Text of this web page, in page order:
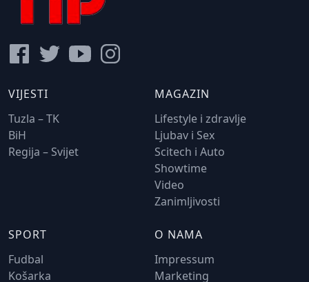
VIJESTI
Tuzla – TK
BiH
Regija – Svijet
MAGAZIN
Lifestyle i zdravlje
Ljubav i Sex
Scitech i Auto
Showtime
Video
Zanimljivosti
SPORT
Fudbal
Košarka
O NAMA
Impressum
Marketing